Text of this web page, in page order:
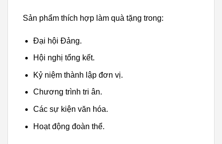
Sản phẩm thích hợp làm quà tặng trong:
Đại hội Đảng.
Hội nghị tổng kết.
Kỷ niệm thành lập đơn vị.
Chương trình tri ân.
Các sự kiện văn hóa.
Hoạt động đoàn thể.